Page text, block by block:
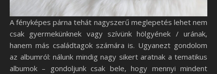
A fényképes párna tehát nagyszerű meglepetés lehet nem
csak gyermekünknek vagy szívünk hölgyének / urának,
hanem más családtagok számára is. Ugyanezt gondolom
az albumról: nálunk mindig nagy sikert aratnak a tematikus
albumok – gondoljunk csak bele, hogy mennyi mindent